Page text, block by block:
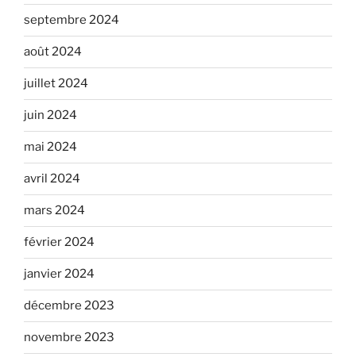
septembre 2024
août 2024
juillet 2024
juin 2024
mai 2024
avril 2024
mars 2024
février 2024
janvier 2024
décembre 2023
novembre 2023